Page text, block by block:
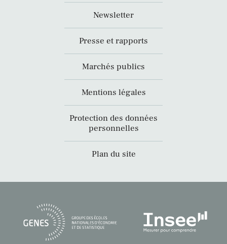
Newsletter
Presse et rapports
Marchés publics
Mentions légales
Protection des données
personnelles
Plan du site